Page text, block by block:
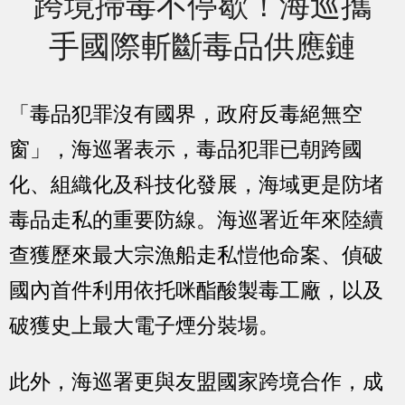
手國際斬斷毒品供應鏈
「毒品犯罪沒有國界，政府反毒絕無空
窗」，海巡署表示，毒品犯罪已朝跨國
化、組織化及科技化發展，海域更是防堵
毒品走私的重要防線。海巡署近年來陸續
查獲歷來最大宗漁船走私愷他命案、偵破
國內首件利用依托咪酯酸製毒工廠，以及
破獲史上最大電子煙分裝場。
此外，海巡署更與友盟國家跨境合作，成